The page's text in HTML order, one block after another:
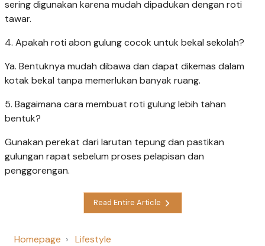
sering digunakan karena mudah dipadukan dengan roti
tawar.
4. Apakah roti abon gulung cocok untuk bekal sekolah?
Ya. Bentuknya mudah dibawa dan dapat dikemas dalam
kotak bekal tanpa memerlukan banyak ruang.
5. Bagaimana cara membuat roti gulung lebih tahan
bentuk?
Gunakan perekat dari larutan tepung dan pastikan
gulungan rapat sebelum proses pelapisan dan
penggorengan.
Read Entire Article
Homepage
Lifestyle